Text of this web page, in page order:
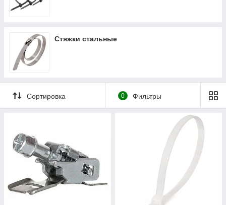
Стяжки стальные
Сортировка 0 Фильтры